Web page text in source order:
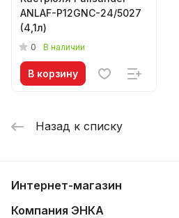
ANLAF-P12GNC-24/5027
(4,1л)
0 В наличии
В корзину
Назад к списку
Интернет-магазин
Компания ЭНКА